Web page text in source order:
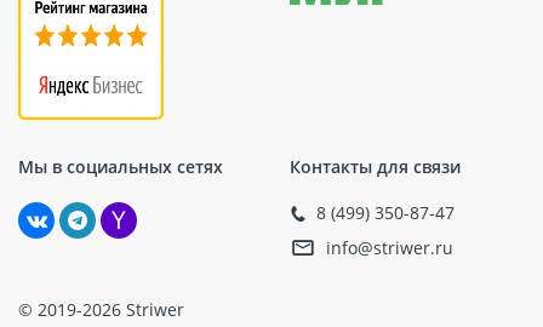
Мы в социальных сетях Контакты для связи
8 (499) 350-87-47
info@striwer.ru
© 2019-2026 Striwer